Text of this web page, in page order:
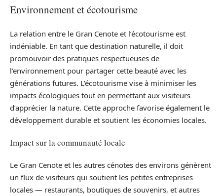
Environnement et écotourisme
La relation entre le Gran Cenote et l’écotourisme est
indéniable. En tant que destination naturelle, il doit
promouvoir des pratiques respectueuses de
l’environnement pour partager cette beauté avec les
générations futures. L’écotourisme vise à minimiser les
impacts écologiques tout en permettant aux visiteurs
d’apprécier la nature. Cette approche favorise également le
développement durable et soutient les économies locales.
Impact sur la communauté locale
Le Gran Cenote et les autres cénotes des environs génèrent
un flux de visiteurs qui soutient les petites entreprises
locales — restaurants, boutiques de souvenirs, et autres